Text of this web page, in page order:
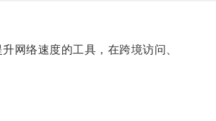
网络速度的工具，在跨境访问、